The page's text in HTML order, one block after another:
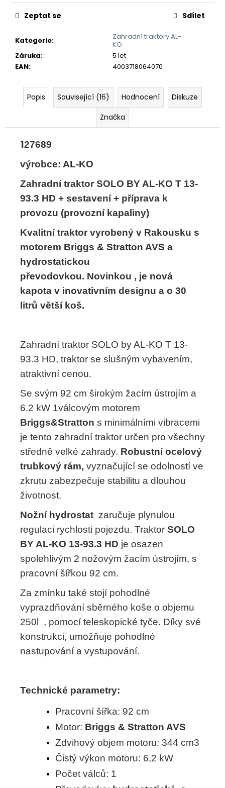
Kategorie:
Zahradní traktory AL-
KO
Záruka:
5 let
EAN: 4003718064070
Zeptat se Sdílet
Popis Související (16) Hodnocení
Diskuze
Značka
127689
výrobce: AL-KO
Zahradní traktor SOLO BY AL-KO T 13-
93.3 HD + sestavení + příprava k
provozu (provozní kapaliny)
Kvalitní traktor vyrobený v Rakousku s
motorem Briggs & Stratton AVS a
hydrostatickou
převodovkou. Novinkou , je nová
kapota v inovativním designu a o 30
litrů větší koš.
Zahradní traktor SOLO by AL-KO T 13-
93.3 HD, traktor se slušným vybavením,
atraktivní cenou.
Se svým 92 cm širokým žacím ústrojím a
6.2 kW 1válcovým motorem
Briggs&Stratton s minimálními vibracemi
je tento zahradní traktor určen pro všechny
středně velké zahrady. Robustní ocelový
trubkový rám, vyznačující se odolností ve
zkrutu zabezpečuje stabilitu a dlouhou
životnost.
Nožní hydrostat zaručuje plynulou
regulaci rychlosti pojezdu. Traktor SOLO
BY AL-KO 13-93.3 HD je osazen
spolehlivým 2 nožovým žacím ústrojím, s
pracovní šířkou 92 cm.
Za zmínku také stojí pohodlné
vyprazdňování sběrného koše o objemu
250l , pomocí teleskopické tyče. Díky své
konstrukci, umožňuje pohodlné
nastupování a vystupování.
Technické parametry:
Pracovní šířka: 92 cm
Motor: Briggs & Stratton AVS
Zdvihový objem motoru: 344 cm3
Čistý výkon motoru: 6,2 kW
Počet válců: 1